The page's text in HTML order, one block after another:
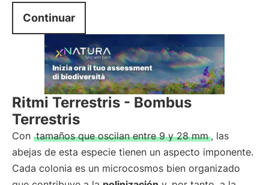
Continuar
Ritmi Terrestris - Bombus
Terrestris
Con tamaños que oscilan entre 9 y 28 mm , las
abejas de esta especie tienen un aspecto imponente.
Cada colonia es un microcosmos bien organizado